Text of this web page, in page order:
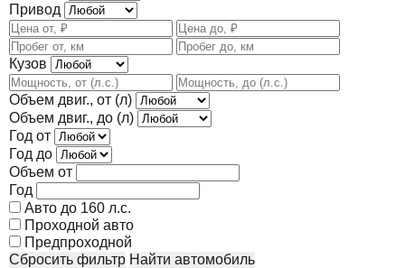
Привод
Кузов
Объем двиг., от (л)
Объем двиг., до (л)
Год от
Год до
Объем от
Год
Авто до 160 л.с.
Проходной авто
Предпроходной
Сбросить фильтр
Найти автомобиль